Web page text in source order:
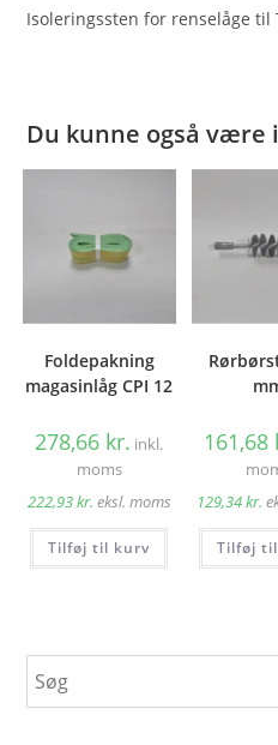
Isoleringssten for renselåge til
Du kunne også
Foldepakning
magasinlåg CPI 12
278,66 kr. inkl.
moms
222,93kr. eksl. moms
Tilføj til kurv
161,68
129,34kr.
Tilføj